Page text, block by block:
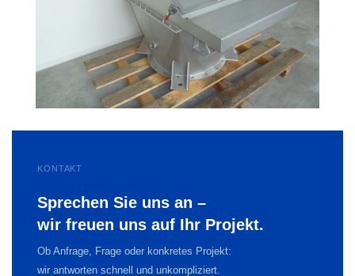
KONTAKT
Sprechen Sie uns an –
wir freuen uns auf Ihr Projekt.
Ob Anfrage, Frage oder konkretes Projekt:
wir antworten schnell und unkompliziert.